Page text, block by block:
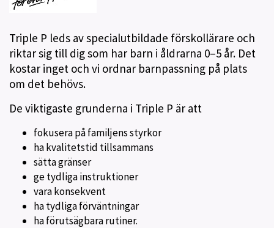
Triple P leds av specialutbildade förskollärare och
riktar sig till dig som har barn i åldrarna 0–5 år. Det
kostar inget och vi ordnar barnpassning på plats
om det behövs.
De viktigaste grunderna i Triple P är att
fokusera på familjens styrkor
ha kvalitetstid tillsammans
sätta gränser
ge tydliga instruktioner
vara konsekvent
ha tydliga förväntningar
ha förutsägbara rutiner.